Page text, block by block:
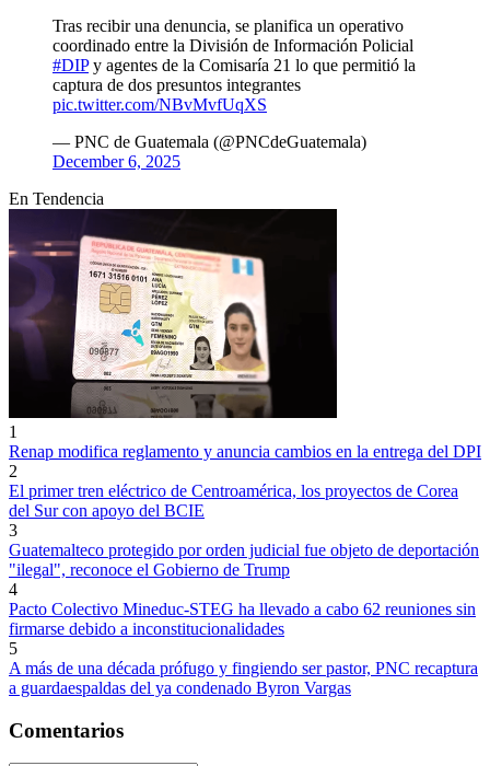
Tras recibir una denuncia, se planifica un operativo
coordinado entre la División de Información Policial
#DIPy agentes de la Comisaría 21 lo que permitió la
captura de dos presuntos integrantes
pic.twitter.com/NBvMvfUqXS
— PNC de Guatemala (@PNCdeGuatemala)
December 6, 2025
En Tendencia
1
Renap modifica reglamento y anuncia cambios en la entrega del DPI
2
El primer tren eléctrico de Centroamérica, los proyectos de Corea
del Sur con apoyo del BCIE
3
Guatemalteco protegido por orden judicial fue objeto de deportación
"ilegal", reconoce el Gobierno de Trump
4
Pacto Colectivo Mineduc-STEG ha llevado a cabo 62 reuniones sin
firmarse debido a inconstitucionalidades
5
A más de una década prófugo y fingiendo ser pastor, PNC recaptura
a guardaespaldas del ya condenado Byron Vargas
Comentarios